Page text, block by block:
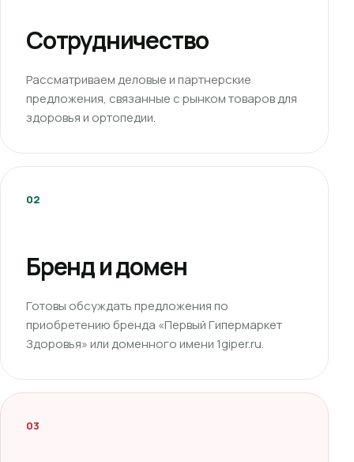
Сотрудничество
Рассматриваем деловые и партнерские
предложения, связанные с рынком товаров для
здоровья и ортопедии.
02
Бренд и домен
Готовы обсуждать предложения по
приобретению бренда «Первый Гипермаркет
Здоровья» или доменного имени 1giper.ru.
03